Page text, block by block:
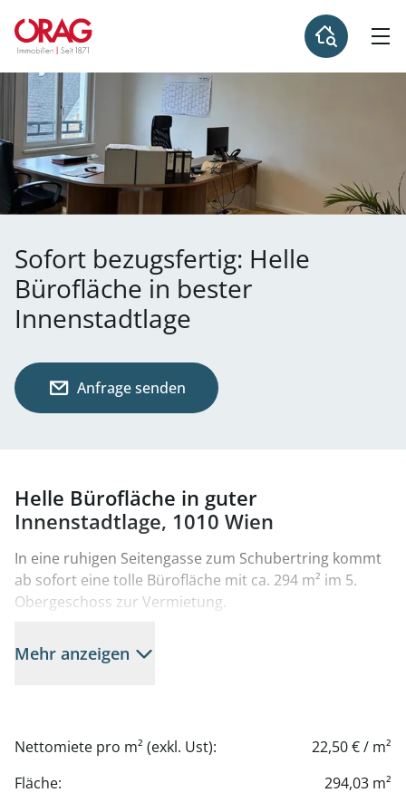
Sofort bezugsfertig: Helle
Bürofläche in bester
Innenstadtlage
Anfrage senden
Helle Bürofläche in guter
Innenstadtlage, 1010 Wien
In eine ruhigen Seitengasse zum Schubertring kommt
ab sofort eine tolle Bürofläche mit ca. 294 m² im 5.
Obergeschoss zur Vermietung.
Das wunderschöne Altbauhaus besticht durch seinen
äußerst gepflegten Zustand sowie charmante, stilvolle
Liegenschaft ab.
Mehr anzeigen
Nettomiete pro m² (exkl. Ust):
22,50 € / m²
Fläche:
294,03 m²